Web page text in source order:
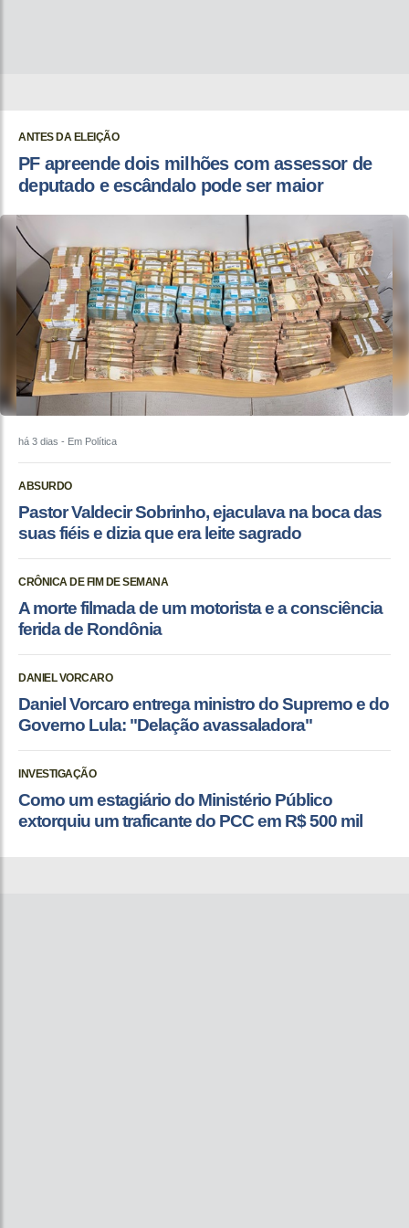
ANTES DA ELEIÇÃO
PF apreende dois milhões com assessor de
deputado e escândalo pode ser maior
há 3 dias - Em Política
ABSURDO
Pastor Valdecir Sobrinho, ejaculava na boca das
suas fiéis e dizia que era leite sagrado
CRÔNICA DE FIM DE SEMANA
A morte filmada de um motorista e a consciência
ferida de Rondônia
DANIEL VORCARO
Daniel Vorcaro entrega ministro do Supremo e do
Governo Lula: "Delação avassaladora"
INVESTIGAÇÃO
Como um estagiário do Ministério Público
extorquiu um traficante do PCC em R$ 500 mil